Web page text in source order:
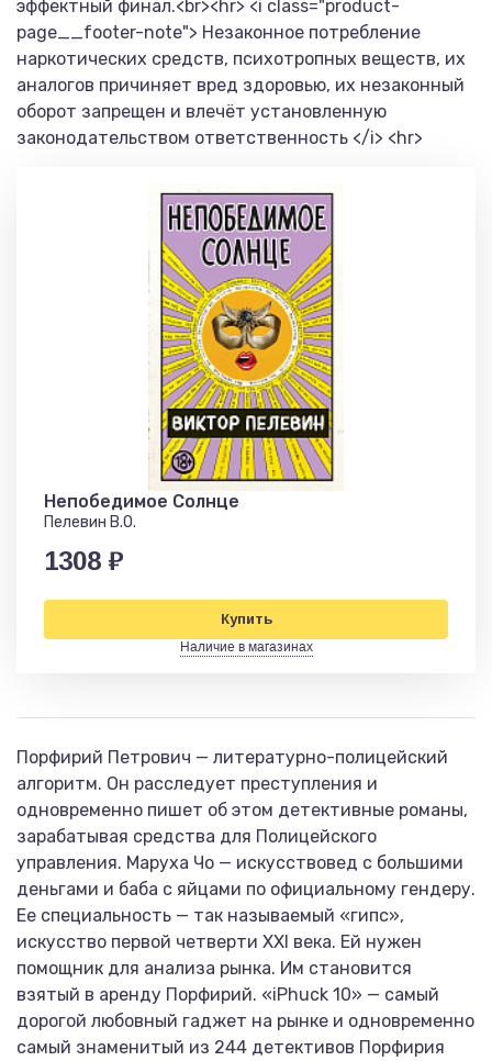
эффектный финал.<br><hr> <i class="product-
page__footer-note"> Незаконное потребление
наркотических средств, психотропных веществ, их
аналогов причиняет вред здоровью, их незаконный
оборот запрещен и влечёт установленную
законодательством ответственность </i> <hr>
Непобедимое Солнце
Пелевин В.О.
1308 ₽
Купить
Наличие в магазинах
Порфирий Петрович — литературно-полицейский
алгоритм. Он расследует преступления и
одновременно пишет об этом детективные романы,
зарабатывая средства для Полицейского
управления. Маруха Чо — искусствовед с большими
деньгами и баба с яйцами по официальному гендеру.
Ее специальность — так называемый «гипс»,
искусство первой четверти XXI века. Ей нужен
помощник для анализа рынка. Им становится
взятый в аренду Порфирий. «iPhuck 10» — самый
дорогой любовный гаджет на рынке и одновременно
самый знаменитый из 244 детективов Порфирия